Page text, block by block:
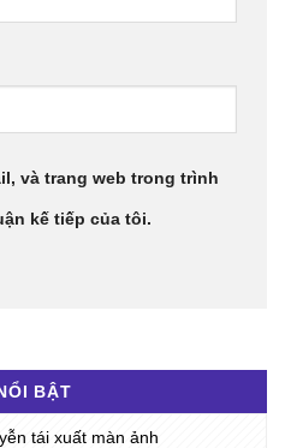
và trang web trong trình
kế tiếp của tôi.
BẬT
tái xuất màn ảnh